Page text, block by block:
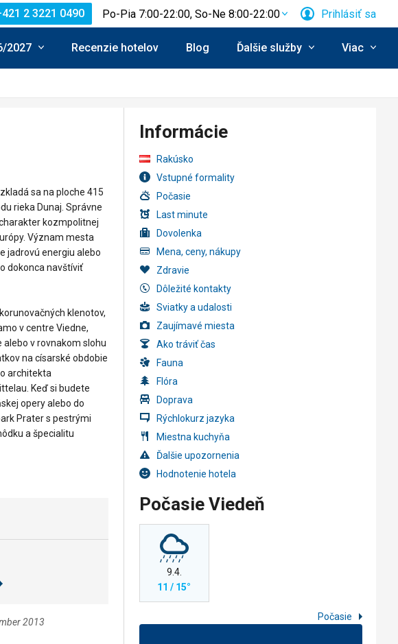
2 3221 0490 Po-Pia 7:00-22:00, So-Ne 8:00-22:00 Prihlásiť sa
2027 Recenzie hotelov Blog Ďalšie služby Viac
sa na ploche 415
rieka Dunaj. Správne
kozmpolitnej
Význam mesta
jadrovú energiu alebo
dokonca navštíviť
klenotov,
v centre Viedne,
v rovnakom slohu
na císarské obdobie
architekta
Keď si budete
opery alebo do
Prater s pestrými
a špecialitu
2013
Informácie
Rakúsko
Vstupné formality
Počasie
Last minute
Dovolenka
Mena, ceny, nákupy
Zdravie
Dôležité kontakty
Sviatky a udalosti
Zaujímavé miesta
Ako tráviť čas
Fauna
Flóra
Doprava
Rýchlokurz jazyka
Miestna kuchyňa
Ďalšie upozornenia
Hodnotenie hotela
Počasie Viedeň
9.4.
11 / 15°
Počasie